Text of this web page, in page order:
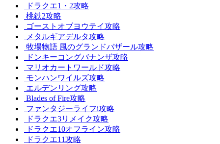
ドラクエ1・2攻略
桃鉄2攻略
ゴーストオブヨウテイ攻略
メタルギアデルタ攻略
牧場物語 風のグランドバザール攻略
ドンキーコングバナンザ攻略
マリオカートワールド攻略
モンハンワイルズ攻略
エルデンリング攻略
Blades of Fire攻略
ファンタジーライフi攻略
ドラクエ3リメイク攻略
ドラクエ10オフライン攻略
ドラクエ11攻略